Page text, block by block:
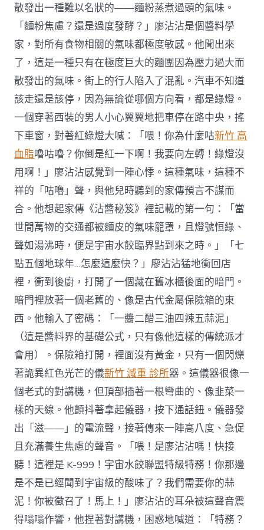
散發出一種難以名狀的——麵粉蒸煮過頭的氣味。
「麵粉焦慮？還是過度發酵？」廖沾沾是個醬料學
家，對所有食物相關的氣味都極度敏感。他聞出來
了，這是一種只有在極度巨大的麵團因為壓力過大而
散發出的氣味。街上的行人陷入了混亂。汽車不知道
該走還是該停，因為無論從哪個方向看，都是綠燈。
一個穿著西裝的男人小心翼翼地把車停在路中央，搖
下車窗，對著紅綠燈大喊：「喂！你為什麼咕新竹 高
血脂嚕咕嚕？你倒是紅一下啊！我要向左轉！綠燈沒
用啊！」廖沾沾感覺到一陣心悸。這種氣味，這種不
祥的「咕嚕」聲，與他兒時聽到的家傳預言不謀而
合。他想起家傳《沾醬秘笈》裡記載的第一句：「當
世間萬物的交通都被麵皮的氣味籠罩，且燈號恒綠、
聲如湯沸時，便是宇宙水餃臨界點到來之時。」「七
點五個地球年…怎麼這麼快？」廖沾沾猛地衝回店
裡，衝到後廚，打開了一個藏在舊冰櫃後面的暗門。
暗門裡放著一個老舊的、像是古代金屬保險箱的東
西。他輸入了密碼：「一醬二醋三油四辣五蒜泥」
（這是醬料界的基礎公式，只有像他這樣的傳統派才
會用）。保險箱打開，裡面沒有黃金，只有一個閃爍
著詭異紅色光芒的儀新竹 減重 診所器。這儀器很像一
個老式的對講機，但頂部插著一根彎曲的、像韭菜一
樣的天線。他顫抖著拿起儀器，按下通話鈕。儀器發
出「滋——」的電流聲，接著傳來一陣高八度、急促
且充滿養生焦慮的聲音。「喂！是廖沾沾嗎！快接
聽！這裡是 K-999！宇宙水餃聯盟特級特務！你那邊
是不是已經聞到宇宙級的酸味了？我們需要你的蒜
泥！你被徵召了！馬上！」廖沾沾的耳朵被這聲音震
得嗡嗡作響，他捏著對講機，困惑地喊道：「特務？